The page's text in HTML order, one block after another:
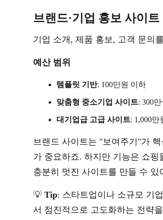
브랜드·기업 홍보 사이트
기업 소개, 제품 홍보, 고객 문의
예산 범위
템플릿 기반: 100만원 이하
맞춤형 중소기업 사이트: 300
대기업급 고급 사이트: 1,000만
브랜드 사이트는 "보여주기"가
가 중요하죠. 하지만 기능은 쇼핑
충분히 멋진 사이트를 만들 수 있
💡 Tip: 스타트업이나 소규모 기
서 점진적으로 고도화하는 전략